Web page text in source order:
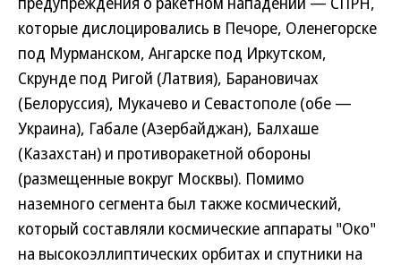
которые дислоцировались в Печоре, Оленегорске
под Мурманском, Ангарске под Иркутском,
Скрунде под Ригой (Латвия), Барановичах
(Белоруссия), Мукачево и Севастополе (обе —
Украина), Габале (Азербайджан), Балхаше
(Казахстан) и противоракетной обороны
(размещенные вокруг Москвы). Помимо
наземного сегмента был также космический,
который составляли космические аппараты "Око"
на высокоэллиптических орбитах и спутники на